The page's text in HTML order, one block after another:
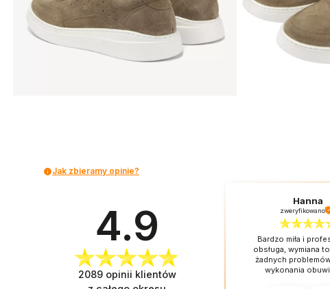
Jak zbieramy opinie?
4.9
2089opinii klientów
Hanna
zweryfikowano
Bardzo miła i
obsługa, wymiana
żadnych
wykonania